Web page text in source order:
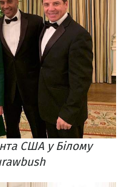
США у Білому